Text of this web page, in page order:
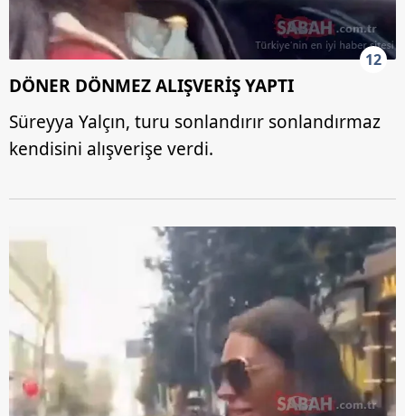
12
DÖNER DÖNMEZ ALIŞVERİŞ YAPTI
Süreyya Yalçın, turu sonlandırır sonlandırmaz
kendisini alışverişe verdi.